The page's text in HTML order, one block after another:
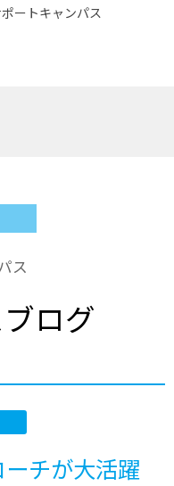
ートキャンパス
ス
ログ
ーチが大活躍